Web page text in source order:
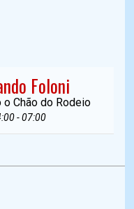
Foloni
o Chão do Rodeio
- 07:00